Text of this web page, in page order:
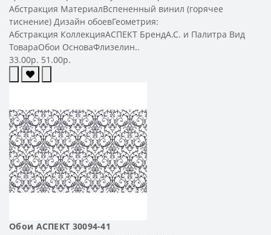
Абстракция МатериалВспененный винил (горячее
тиснение) Дизайн обоевГеометрия:
Абстракция КоллекцияАСПЕКТ БрендА.С. и Палитра Вид
ТовараОбои ОсноваФлизелин..
33.00р. 51.00р.
Обои АСПЕКТ 30094-41